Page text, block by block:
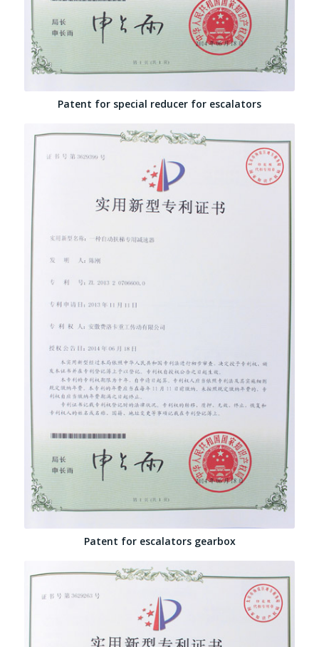
Patent for special reducer for escalators
Patent for escalators gearbox